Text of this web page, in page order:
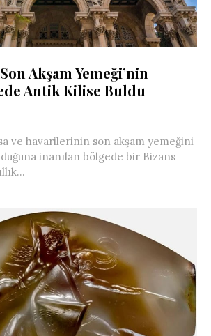
Akşam Yemeği’nin
Antik Kilise Buldu
ve havarilerinin son akşam yemeğini
inanılan bölgede bir Bizans